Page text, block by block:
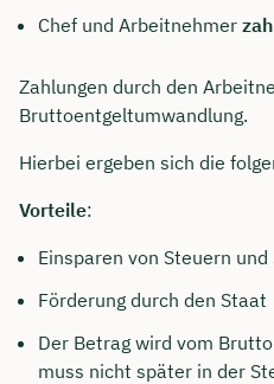
Chef und Arbeitnehmer
Zahlungen durch den
Bruttoentgeltumwandlung.
Hierbei ergeben sich die
Vorteile:
Einsparen von Steuern und
Förderung durch den Staat
Der Betrag wird vom
muss nicht später in der